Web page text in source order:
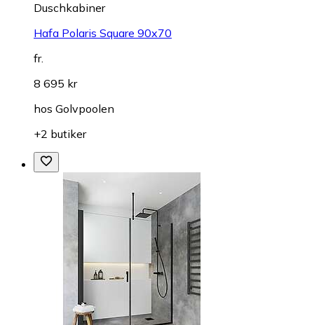
Duschkabiner
Hafa Polaris Square 90x70
fr.
8 695 kr
hos Golvpoolen
+2 butiker